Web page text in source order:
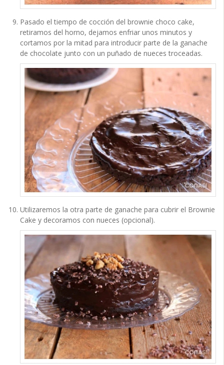
Pasado el tiempo de cocción del brownie choco cake,
retiramos del horno, dejamos enfriar unos minutos y
cortamos por la mitad para introducir parte de la ganache
de chocolate junto con un puñado de nueces troceadas.
Utilizaremos la otra parte de ganache para cubrir el Brownie
Cake y decoramos con nueces (opcional).